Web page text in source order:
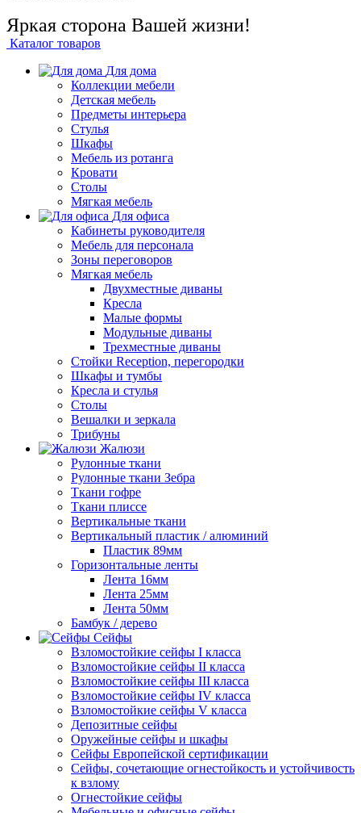
Яркая сторона Вашей жизни!
Каталог товаров
Для дома
Коллекции мебели
Детская мебель
Предметы интерьера
Стулья
Шкафы
Мебель из ротанга
Кровати
Столы
Мягкая мебель
Для офиса
Кабинеты руководителя
Мебель для персонала
Зоны переговоров
Мягкая мебель
Двухместные диваны
Кресла
Малые формы
Модульные диваны
Трехместные диваны
Стойки Reception, перегородки
Шкафы и тумбы
Кресла и стулья
Столы
Вешалки и зеркала
Трибуны
Жалюзи
Рулонные ткани
Рулонные ткани Зебра
Ткани гофре
Ткани плиссе
Вертикальные ткани
Вертикальный пластик / алюминий
Пластик 89мм
Горизонтальные ленты
Лента 16мм
Лента 25мм
Лента 50мм
Бамбук / дерево
Сейфы
Взломостойкие сейфы I класса
Взломостойкие сейфы II класса
Взломостойкие сейфы III класса
Взломостойкие сейфы IV класса
Взломостойкие сейфы V класса
Депозитные сейфы
Оружейные сейфы и шкафы
Сейфы Европейской сертификации
Сейфы, сочетающие огнестойкость и устойчивость
к взлому
Огнестойкие сейфы